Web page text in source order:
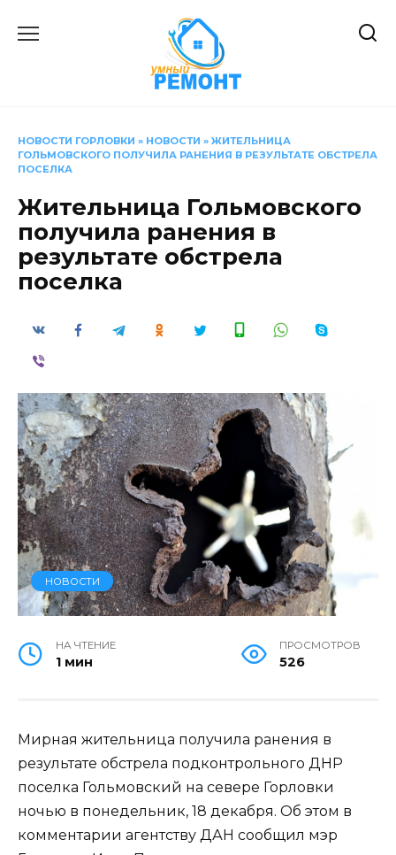
НОВОСТИ ГОРЛОВКИ » НОВОСТИ » ЖИТЕЛЬНИЦА
ГОЛЬМОВСКОГО ПОЛУЧИЛА РАНЕНИЯ В РЕЗУЛЬТАТЕ ОБСТРЕЛА
ПОСЕЛКА
Жительница Гольмовского
получила ранения в
результате обстрела
поселка
НОВОСТИ
НА ЧТЕНИЕ
1 мин
ПРОСМОТРОВ
526
Мирная жительница получила ранения в
результате обстрела подконтрольного ДНР
поселка Гольмовский на севере Горловки
ночью в понедельник, 18 декабря. Об этом в
комментарии агентству ДАН сообщил мэр